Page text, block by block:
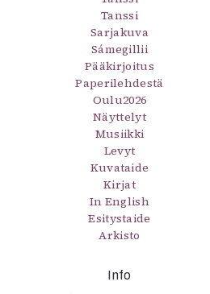
Tanssi
Sarjakuva
Sámegillii
Pääkirjoitus
Paperilehdestä
Oulu2026
Näyttelyt
Musiikki
Levyt
Kuvataide
Kirjat
In English
Esitystaide
Arkisto
Info